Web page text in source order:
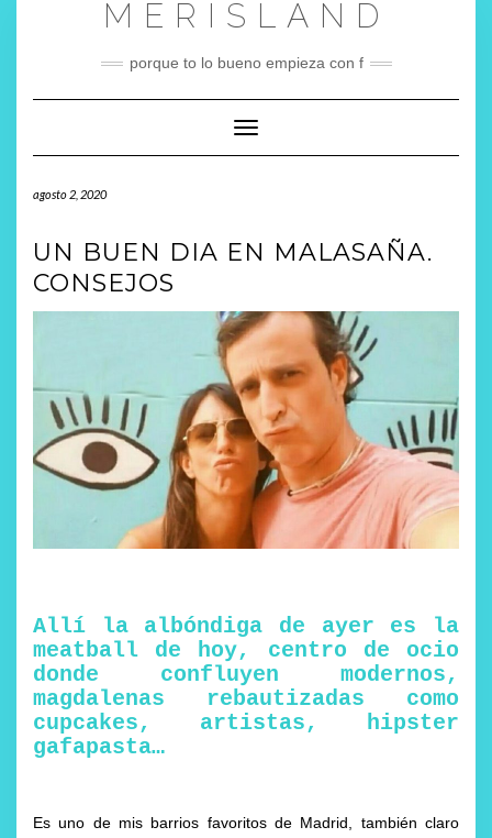
MERISLAND
porque to lo bueno empieza con f
Cambiar modo de navegación
agosto 2, 2020
UN BUEN DIA EN MALASAÑA.
CONSEJOS
Allí la albóndiga de ayer es la
meatball de hoy, centro de ocio
donde confluyen modernos,
magdalenas rebautizadas como
cupcakes, artistas, hipster
gafapasta…
Es uno de mis barrios favoritos de Madrid, también claro